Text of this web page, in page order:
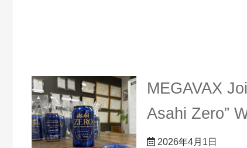
MEGAVAX
Asahi Zero”
2026年4月1日